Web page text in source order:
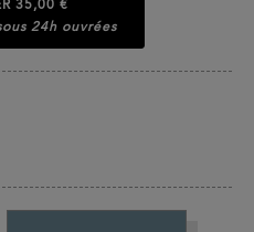
35,00 €
24h ouvrées